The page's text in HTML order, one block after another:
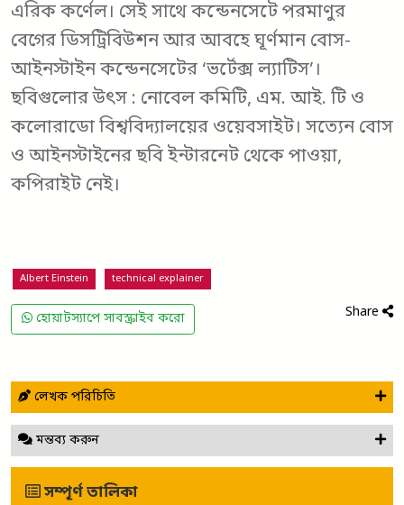
এরিক কর্ণেল। সেই সাথে কন্ডেনসেটে পরমাণুর
বেগের ডিসট্রিবিউশন আর আবহে ঘূর্ণমান বোস-
আইনস্টাইন কন্ডেনসেটের ‘ভর্টেক্স ল্যাটিস’।
ছবিগুলোর উৎস : নোবেল কমিটি, এম. আই. টি ও
কলোরাডো বিশ্ববিদ্যালয়ের ওয়েবসাইট। সত্যেন বোস
ও আইনস্টাইনের ছবি ইন্টারনেট থেকে পাওয়া,
কপিরাইট নেই।
Albert Einstein technical explainer
হোয়াটস্যাপে সাবস্ক্রাইব করো Share
লেখক পরিচিতি
মন্তব্য করুন
সম্পূর্ণ তালিকা